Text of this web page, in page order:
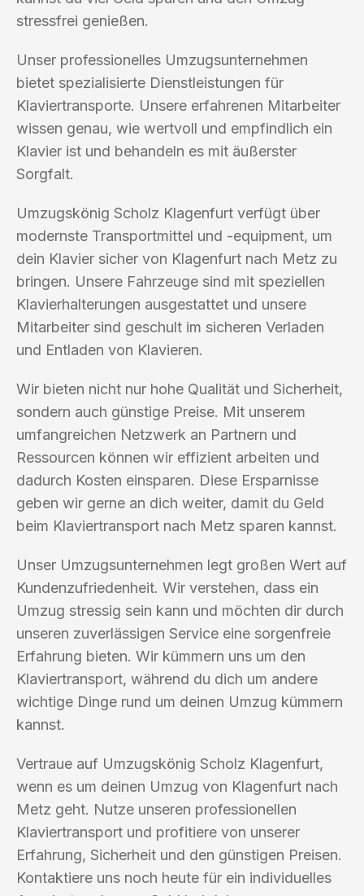
stressfrei genießen.
Unser professionelles Umzugsunternehmen
bietet spezialisierte Dienstleistungen für
Klaviertransporte. Unsere erfahrenen Mitarbeiter
wissen genau, wie wertvoll und empfindlich ein
Klavier ist und behandeln es mit äußerster
Sorgfalt.
Umzugskönig Scholz Klagenfurt verfügt über
modernste Transportmittel und -equipment, um
dein Klavier sicher von Klagenfurt nach Metz zu
bringen. Unsere Fahrzeuge sind mit speziellen
Klavierhalterungen ausgestattet und unsere
Mitarbeiter sind geschult im sicheren Verladen
und Entladen von Klavieren.
Wir bieten nicht nur hohe Qualität und Sicherheit,
sondern auch günstige Preise. Mit unserem
umfangreichen Netzwerk an Partnern und
Ressourcen können wir effizient arbeiten und
dadurch Kosten einsparen. Diese Ersparnisse
geben wir gerne an dich weiter, damit du Geld
beim Klaviertransport nach Metz sparen kannst.
Unser Umzugsunternehmen legt großen Wert auf
Kundenzufriedenheit. Wir verstehen, dass ein
Umzug stressig sein kann und möchten dir durch
unseren zuverlässigen Service eine sorgenfreie
Erfahrung bieten. Wir kümmern uns um den
Klaviertransport, während du dich um andere
wichtige Dinge rund um deinen Umzug kümmern
kannst.
Vertraue auf Umzugskönig Scholz Klagenfurt,
wenn es um deinen Umzug von Klagenfurt nach
Metz geht. Nutze unseren professionellen
Klaviertransport und profitiere von unserer
Erfahrung, Sicherheit und den günstigen Preisen.
Kontaktiere uns noch heute für ein individuelles